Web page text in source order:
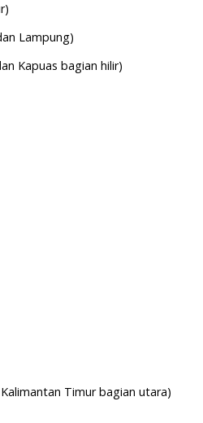
Lampung)
Kapuas bagian hilir)
Timur bagian utara)